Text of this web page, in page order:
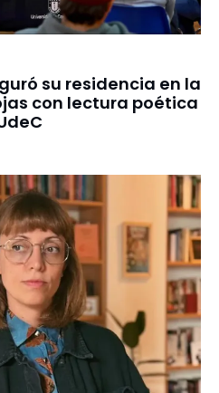
su residencia en la
con lectura poética